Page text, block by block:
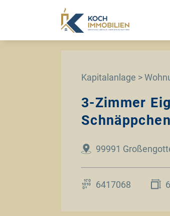
Kapitalanlage >
3-Zimmer
99991
6417068